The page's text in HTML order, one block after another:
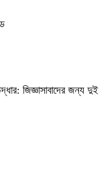
জিজ্ঞাসাবাদের জন্য দুই